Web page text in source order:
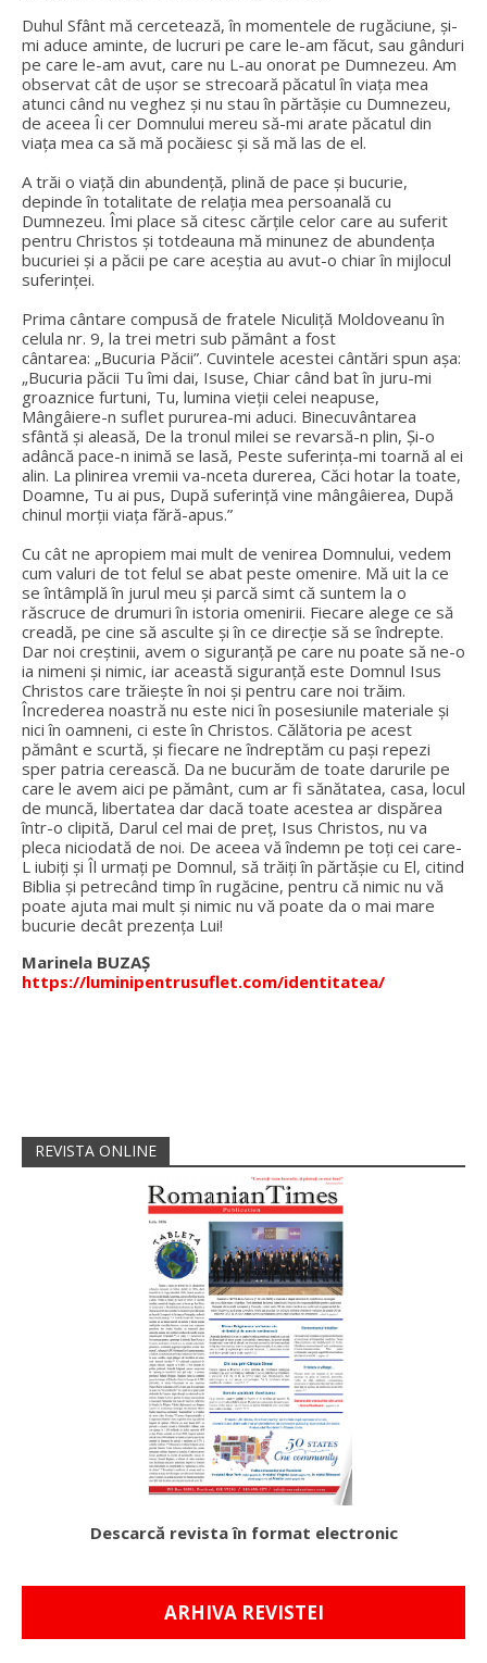
Duhul Sfânt mă cercetează, în momentele de rugăciune, și-
mi aduce aminte, de lucruri pe care le-am făcut, sau gânduri
pe care le-am avut, care nu L-au onorat pe Dumnezeu. Am
observat cât de ușor se strecoară păcatul în viața mea
atunci când nu veghez și nu stau în părtășie cu Dumnezeu,
de aceea Îi cer Domnului mereu să-mi arate păcatul din
viața mea ca să mă pocăiesc și să mă las de el.
A trăi o viață din abundență, plină de pace și bucurie,
depinde în totalitate de relația mea persoanală cu
Dumnezeu. Îmi place să citesc cărțile celor care au suferit
pentru Christos și totdeauna mă minunez de abundența
bucuriei și a păcii pe care aceștia au avut-o chiar în mijlocul
suferinței.
Prima cântare compusă de fratele Niculiță Moldoveanu în
celula nr. 9, la trei metri sub pământ a fost
cântarea: „Bucuria Păcii”. Cuvintele acestei cântări spun așa:
„Bucuria păcii Tu îmi dai, Isuse, Chiar când bat în juru-mi
groaznice furtuni, Tu, lumina vieții celei neapuse,
Mângâiere-n suflet pururea-mi aduci. Binecuvântarea
sfântă și aleasă, De la tronul milei se revarsă-n plin, Și-o
adâncă pace-n inimă se lasă, Peste suferința-mi toarnă al ei
alin. La plinirea vremii va-nceta durerea, Căci hotar la toate,
Doamne, Tu ai pus, După suferință vine mângâierea, După
chinul morții viața fără-apus.”
Cu cât ne apropiem mai mult de venirea Domnului, vedem
cum valuri de tot felul se abat peste omenire. Mă uit la ce
se întâmplă în jurul meu și parcă simt că suntem la o
răscruce de drumuri în istoria omenirii. Fiecare alege ce să
creadă, pe cine să asculte și în ce direcție să se îndrepte.
Dar noi creștinii, avem o siguranță pe care nu poate să ne-o
ia nimeni și nimic, iar această siguranță este Domnul Isus
Christos care trăiește în noi și pentru care noi trăim.
Încrederea noastră nu este nici în posesiunile materiale și
nici în oamneni, ci este în Christos. Călătoria pe acest
pământ e scurtă, și fiecare ne îndreptăm cu pași repezi
sper patria cerească. Da ne bucurăm de toate darurile pe
care le avem aici pe pământ, cum ar fi sănătatea, casa, locul
de muncă, libertatea dar dacă toate acestea ar dispărea
într-o clipită, Darul cel mai de preț, Isus Christos, nu va
pleca niciodată de noi. De aceea vă îndemn pe toți cei care-
L iubiți și Îl urmați pe Domnul, să trăiți în părtășie cu El, citind
Biblia și petrecând timp în rugăcine, pentru că nimic nu vă
poate ajuta mai mult și nimic nu vă poate da o mai mare
bucurie decât prezența Lui!
Marinela BUZAȘ
https://luminipentrusuflet.com/identitatea/
REVISTA ONLINE
Descarcă revista în format electronic
ARHIVA REVISTEI